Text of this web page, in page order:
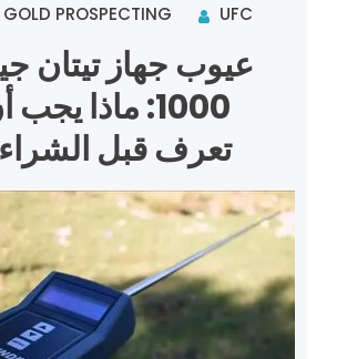
GOLD PROSPECTING UFC
عيوب جهاز تيتان
1000: ماذا يجب
تعرف قبل